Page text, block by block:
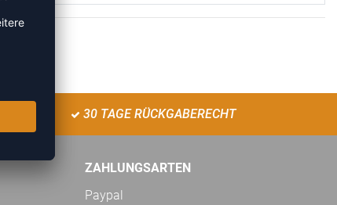
30 TAGE RÜCKGABERECHT
ZAHLUNGSARTEN
Paypal